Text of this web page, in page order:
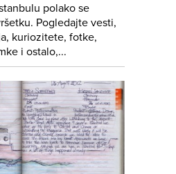
polako se
Pogledajte vesti,
kuriozitete, fotke,
i ostalo,...